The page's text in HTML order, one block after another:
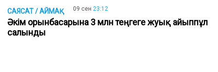
САЯСАТ / АЙМАҚ 09 сен 23:12
Әкім орынбасарына 3 млн теңгеге жуық айыппұл
салынды